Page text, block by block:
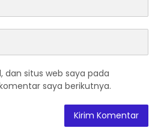
dan situs web saya pada
saya berikutnya.